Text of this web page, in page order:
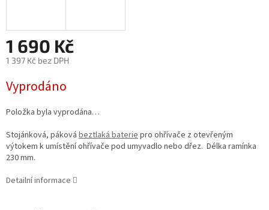
1 690 Kč
1 397 Kč bez DPH
cena:
Vyprodáno
Položka byla vyprodána…
Stojánková, páková beztlaká bateriepro ohřívače z otevřeným
výtokem k umístění ohřívače pod umyvadlo nebo dřez. Délka ramínka
230 mm.
Detailní informace